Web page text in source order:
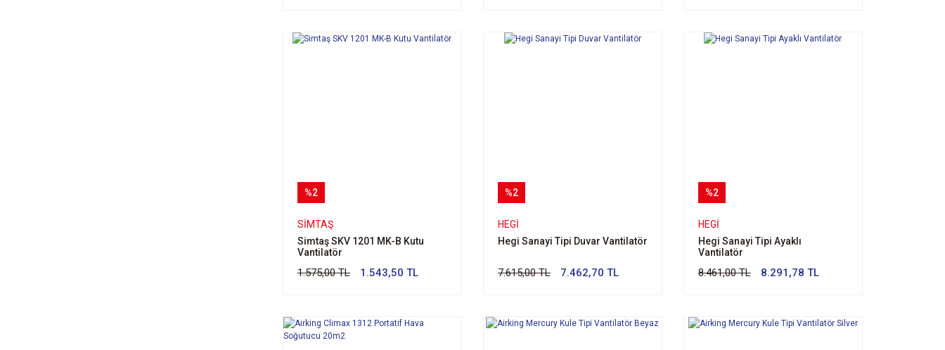
%2
SIMTAŞ
Simtaş SKV 1201 MK-B Kutu
Vantilatör
1.575,00 TL 1.543,50 TL
%2
HEGI
Hegi Sanayi Tipi Duvar Vantilatör
7.615,00 TL 7.462,70 TL
%2
HEGI
Hegi Sanayi Tipi Ayaklı
Vantilatör
8.461,00 TL 8.291,78 TL